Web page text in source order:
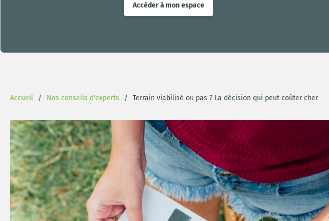
Accéder à mon espace
Accueil Nos conseils d'experts Terrain viabilisé ou pas ? La décision qui peut coûter cher